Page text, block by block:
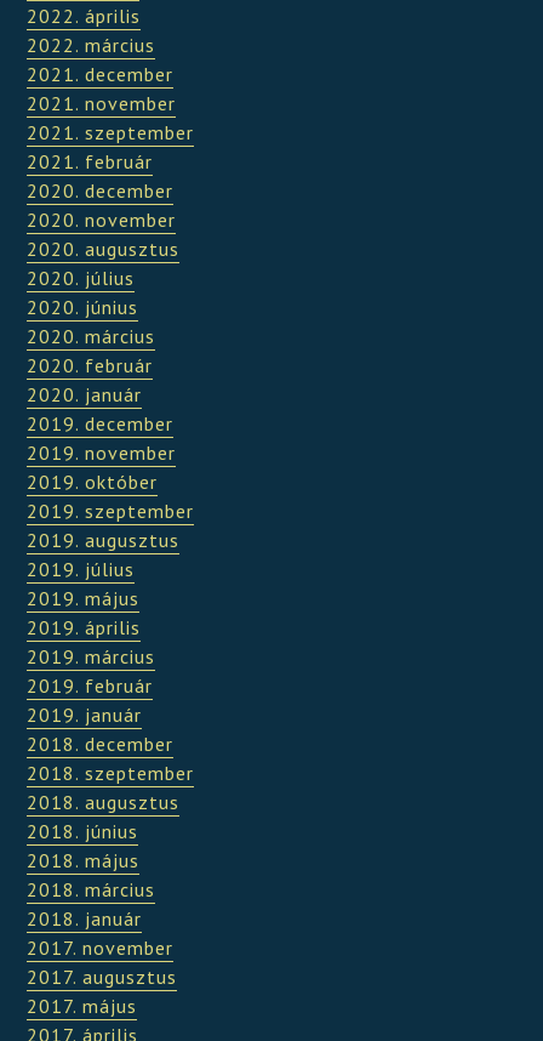
2022. április
2022. március
2021. december
2021. november
2021. szeptember
2021. február
2020. december
2020. november
2020. augusztus
2020. július
2020. június
2020. március
2020. február
2020. január
2019. december
2019. november
2019. október
2019. szeptember
2019. augusztus
2019. július
2019. május
2019. április
2019. március
2019. február
2019. január
2018. december
2018. szeptember
2018. augusztus
2018. június
2018. május
2018. március
2018. január
2017. november
2017. augusztus
2017. május
2017. április